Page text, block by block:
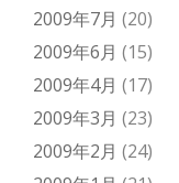
2009年7月 (20)
2009年6月 (15)
2009年4月 (17)
2009年3月 (23)
2009年2月 (24)